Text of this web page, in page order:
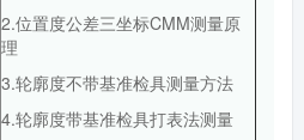
2.位置度公差三坐标CMM测量原
理
3.轮廓度不带基准检具测量方法
4.轮廓度带基准检具打表法测量